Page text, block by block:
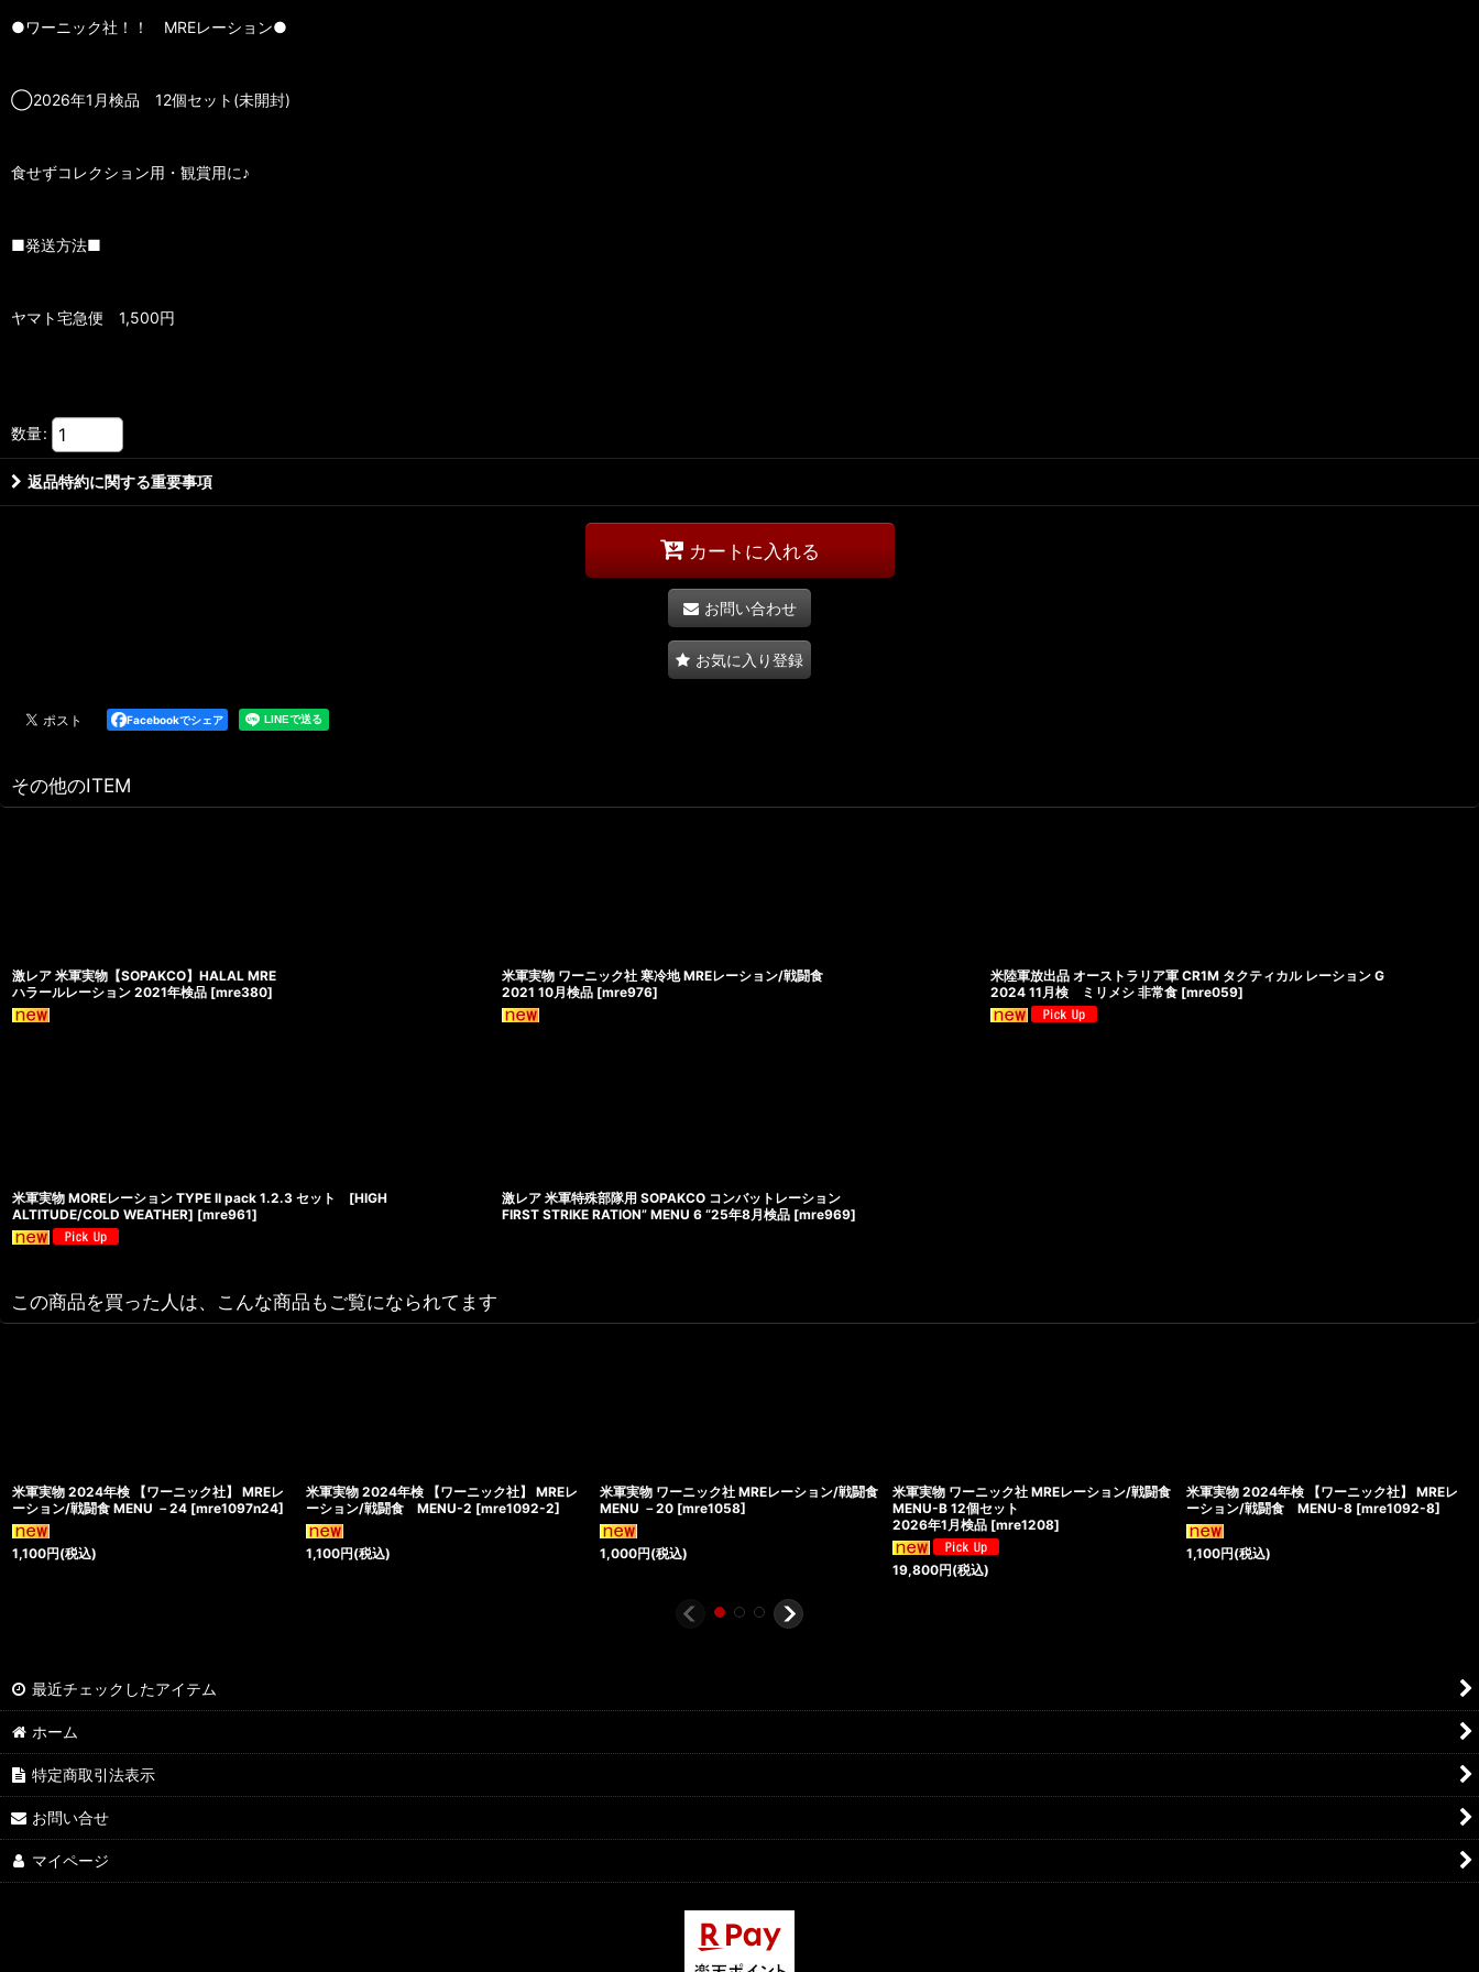
●ワーニック社！！ MREレーション●
◯2026年1月検品 12個セット(未開封)
食せずコレクション用・観賞用に♪
■発送方法■
ヤマト宅急便 1,500円
数量:
返品特約に関する重要事項
カートに入れる
お問い合わせ
お気に入り登録
Facebookでシェア
その他のITEM
激レア 米軍実物【SOPAKCO】HALAL MRE
ハラールレーション 2021年検品 [mre380]
米軍実物 ワーニック社 寒冷地 MREレーション/戦闘食
2021 10月検品 [mre976]
米陸軍放出品 オーストラリア軍 CR1M タクティカル レーション G
2024 11月検 ミリメシ 非常食 [mre059]
米軍実物 MOREレーション TYPE II pack 1.2.3 セット [HIGH
ALTITUDE/COLD WEATHER] [mre961]
激レア 米軍特殊部隊用 SOPAKCO コンバットレーション
FIRST STRIKE RATION” MENU 6 “25年8月検品 [mre969]
この商品を買った人は、こんな商品もご覧になられてます
米軍実物 2024年検 【ワーニック社】 MREレ
ーション/戦闘食 MENU －24 [mre1097n24]
1,100円(税込)
米軍実物 2024年検 【ワーニック社】 MREレ
ーション/戦闘食 MENU-2 [mre1092-2]
1,100円(税込)
米軍実物 ワーニック社 MREレーション/戦闘食
MENU －20 [mre1058]
1,000円(税込)
米軍実物 ワーニック社 MREレーション/戦闘食
MENU-B 12個セット
2026年1月検品 [mre1208]
19,800円(税込)
米軍実物 2024年検 【ワーニック社】 MREレ
ーション/戦闘食 MENU-8 [mre1092-8]
1,100円(税込)
最近チェックしたアイテム
ホーム
特定商取引法表示
お問い合せ
マイページ